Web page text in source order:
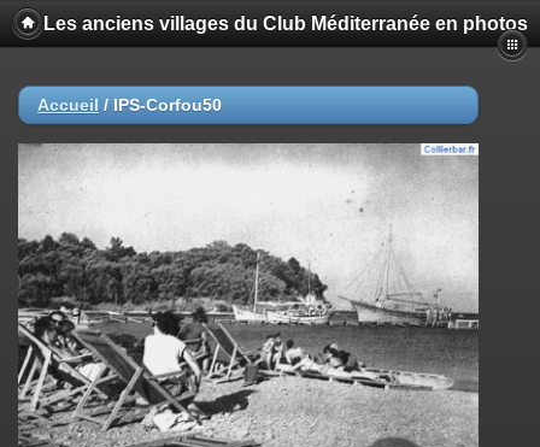
Les anciens villages du Club Méditerranée en photos
Accueil / IPS-Corfou50